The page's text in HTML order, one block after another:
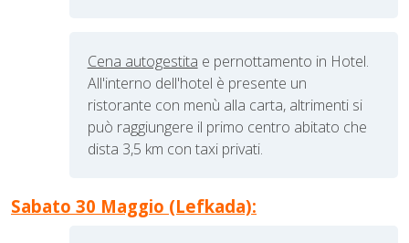
Cena autogestita e pernottamento in Hotel.
All'interno dell'hotel è presente un
ristorante con menù alla carta, altrimenti si
può raggiungere il primo centro abitato che
dista 3,5 km con taxi privati.
Sabato 30 Maggio (Lefkada):